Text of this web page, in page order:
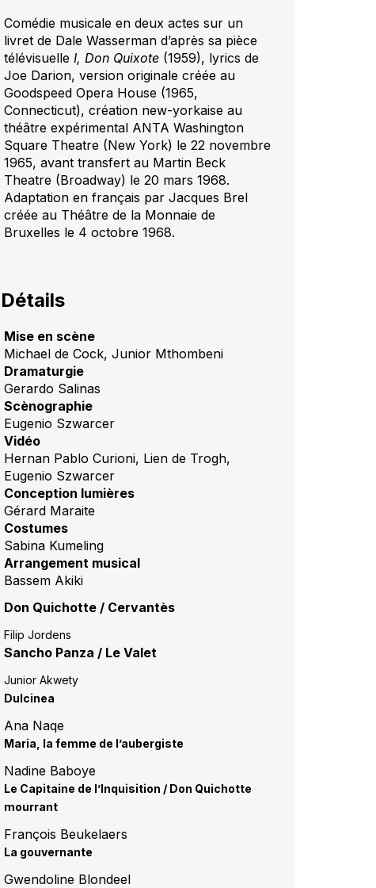
Comédie musicale en deux actes sur un
livret de Dale Wasserman d’après sa pièce
télévisuelle I, Don Quixote (1959), lyrics de
Joe Darion, version originale créée au
Goodspeed Opera House (1965,
Connecticut), création new-yorkaise au
théâtre expérimental ANTA Washington
Square Theatre (New York) le 22 novembre
1965, avant transfert au Martin Beck
Theatre (Broadway) le 20 mars 1968.
Adaptation en français par Jacques Brel
créée au Théâtre de la Monnaie de
Bruxelles le 4 octobre 1968.
Détails
Mise en scène
Michael de Cock, Junior Mthombeni
Dramaturgie
Gerardo Salinas
Scènographie
Eugenio Szwarcer
Vidéo
Hernan Pablo Curioni, Lien de Trogh,
Eugenio Szwarcer
Conception lumières
Gérard Maraite
Costumes
Sabina Kumeling
Arrangement musical
Bassem Akiki
Don Quichotte / Cervantès
Filip Jordens
Sancho Panza / Le Valet
Junior Akwety
Dulcinea
Ana Naqe
Maria, la femme de l’aubergiste
Nadine Baboye
Le Capitaine de l’Inquisition / Don Quichotte
mourrant
François Beukelaers
La gouvernante
Gwendoline Blondeel